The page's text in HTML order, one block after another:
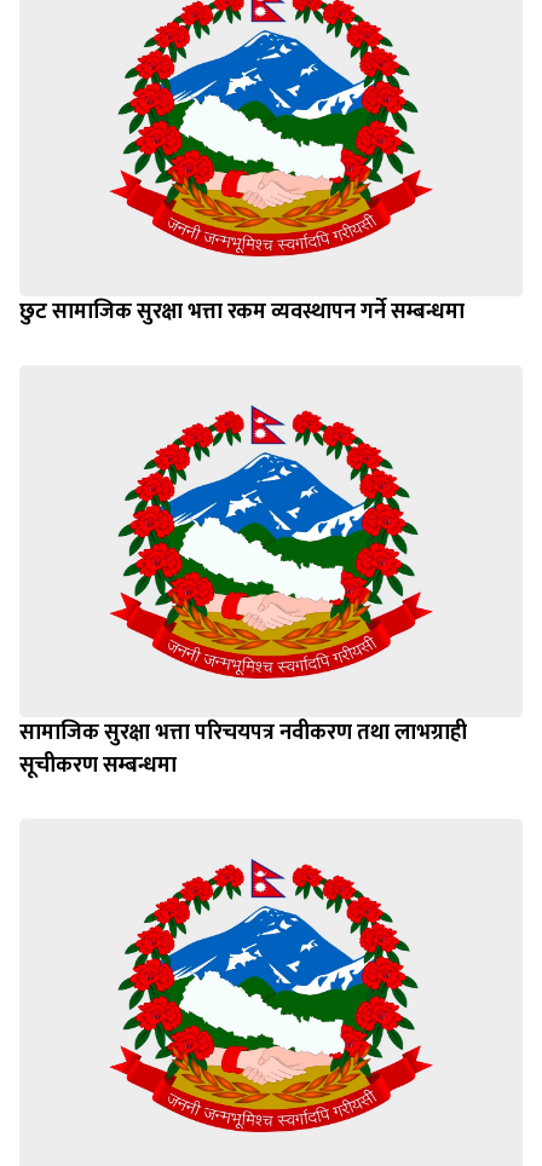
छुट सामाजिक सुरक्षा भत्ता रकम व्यवस्थापन गर्ने सम्बन्धमा
सामाजिक सुरक्षा भत्ता परिचयपत्र नवीकरण तथा लाभग्राही
सूचीकरण सम्बन्धमा